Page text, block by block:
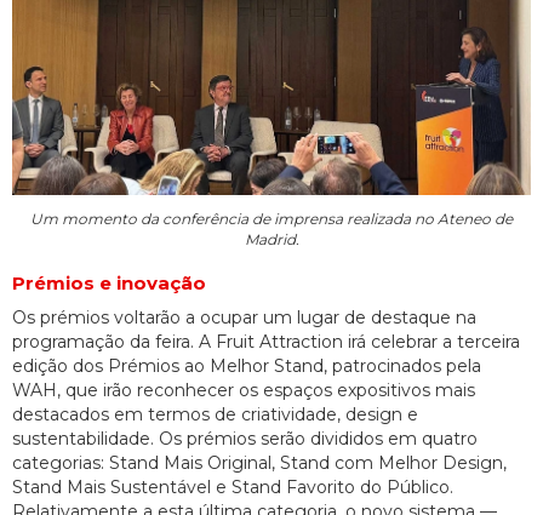
Um momento da conferência de imprensa realizada no Ateneo de
Madrid.
Prémios e inovação
Os prémios voltarão a ocupar um lugar de destaque na
programação da feira. A Fruit Attraction irá celebrar a terceira
edição dos Prémios ao Melhor Stand, patrocinados pela
WAH, que irão reconhecer os espaços expositivos mais
destacados em termos de criatividade, design e
sustentabilidade. Os prémios serão divididos em quatro
categorias: Stand Mais Original, Stand com Melhor Design,
Stand Mais Sustentável e Stand Favorito do Público.